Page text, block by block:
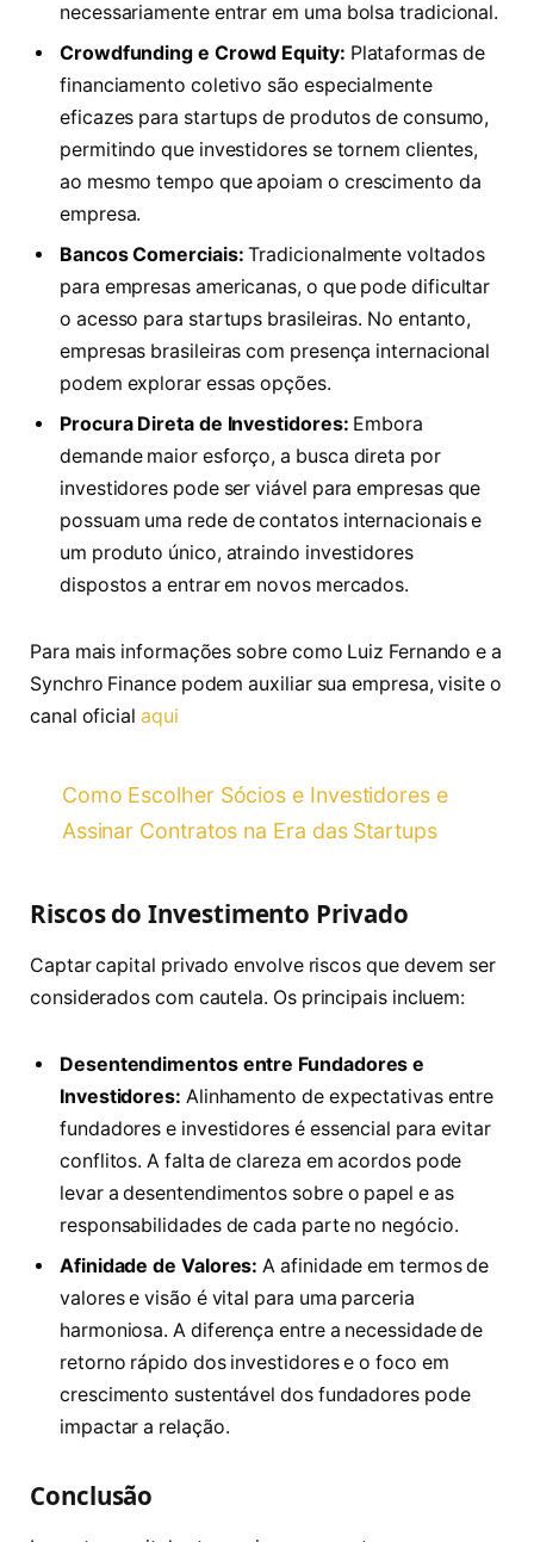
necessariamente entrar em uma bolsa tradicional.
Crowdfunding e Crowd Equity: Plataformas de
financiamento coletivo são especialmente
eficazes para startups de produtos de consumo,
permitindo que investidores se tornem clientes,
ao mesmo tempo que apoiam o crescimento da
empresa.
Bancos Comerciais: Tradicionalmente voltados
para empresas americanas, o que pode dificultar
o acesso para startups brasileiras. No entanto,
empresas brasileiras com presença internacional
podem explorar essas opções.
Procura Direta de Investidores: Embora
demande maior esforço, a busca direta por
investidores pode ser viável para empresas que
possuam uma rede de contatos internacionais e
um produto único, atraindo investidores
dispostos a entrar em novos mercados.
Para mais informações sobre como Luiz Fernando e a
Synchro Finance podem auxiliar sua empresa, visite o
canal oficial aqui
Como Escolher Sócios e Investidores e
Assinar Contratos na Era das Startups
Riscos do Investimento Privado
Captar capital privado envolve riscos que devem ser
considerados com cautela. Os principais incluem:
Desentendimentos entre Fundadores e
Investidores: Alinhamento de expectativas entre
fundadores e investidores é essencial para evitar
conflitos. A falta de clareza em acordos pode
levar a desentendimentos sobre o papel e as
responsabilidades de cada parte no negócio.
Afinidade de Valores: A afinidade em termos de
valores e visão é vital para uma parceria
harmoniosa. A diferença entre a necessidade de
retorno rápido dos investidores e o foco em
crescimento sustentável dos fundadores pode
impactar a relação.
Conclusão